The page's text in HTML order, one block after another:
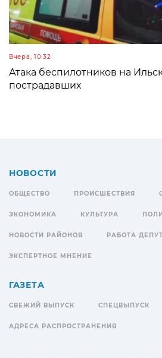
Вчера, 10:32
Атака беспилотников на
пострадавших
НОВОСТИ
ОБЩЕСТВО ПРОИСШЕСТВИЯ
ЭКОНОМИКА КУЛЬТУРА
НОВОСТИ РАЙОНОВ РАБОТА
ЭКСПЕРТНОЕ МНЕНИЕ
ГАЗЕТА
СВЕЖИЙ ВЫПУСК СПЕЦВЫПУСК
АДРЕСА РАСПРОСТРАНЕНИЯ